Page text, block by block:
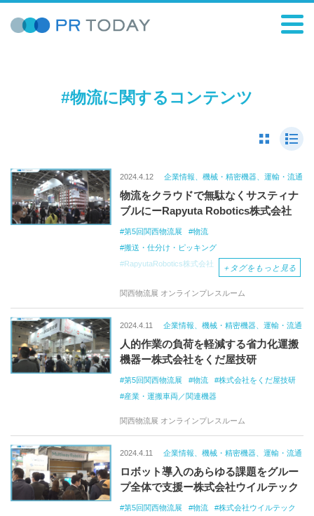
#物流に関するコンテンツ
2024.4.12 企業情報、機械・精密機器、運輸・流通
物流をクラウドで無駄なくサスティナ
ブルにーRapyuta Robotics株式会社
第5回関西物流展
物流
搬送・仕分け・ピッキング
RapyutaRobotics株式会社
＋ タグをもっと見る
関西物流展 オンラインプレスルーム
2024.4.11 企業情報、機械・精密機器、運輸・流通
人的作業の負荷を軽減する省力化運搬
機器ー株式会社をくだ屋技研
第5回関西物流展 物流
株式会社をくだ屋技研
産業・運搬車両／関連機器
関西物流展 オンラインプレスルーム
2024.4.11 企業情報、機械・精密機器、運輸・流通
ロボット導入のあらゆる課題をグルー
プ全体で支援ー株式会社ウイルテック
第5回関西物流展 物流
株式会社ウイルテック